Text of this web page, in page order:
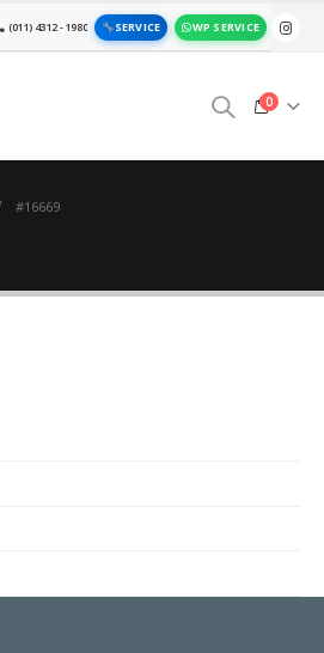
(011) 4312 - 1980 SERVICE WP SERVICE
0
#16669